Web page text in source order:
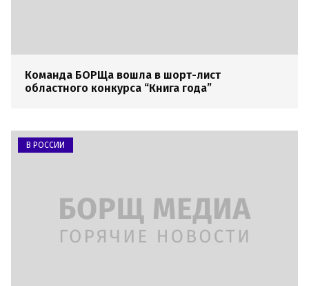
Команда БОРЩа вошла в шорт-лист
областного конкурса “Книга года”
В РОССИИ